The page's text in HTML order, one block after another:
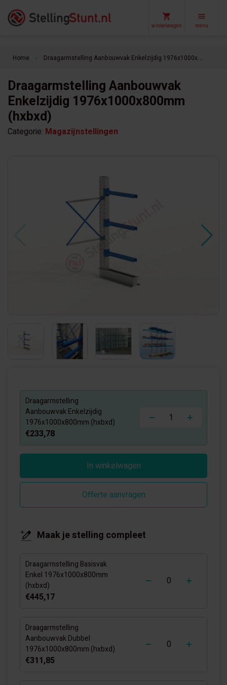
winkelwagen menu
Home keyboard_arrow_right Draagarmstelling Aanbouwvak Enkelzijdig 1976x1000x800mm (hxbxd)
Draagarmstelling Aanbouwvak
Enkelzijdig 1976x1000x800mm
(hxbxd)
Categorie: Magazijnstellingen
Draagarmstelling
Aanbouwvak Enkelzijdig
1976x1000x800mm (hxbxd)
€233,78
-
In winkelwagen
Offerte aanvragen
Maak je stelling compleet
Draagarmstelling Basisvak
Enkel 1976x1000x800mm
(hxbxd)
€445,17
-
Draagarmstelling
Aanbouwvak Dubbel
1976x1000x800mm (hxbxd)
€311,85
-